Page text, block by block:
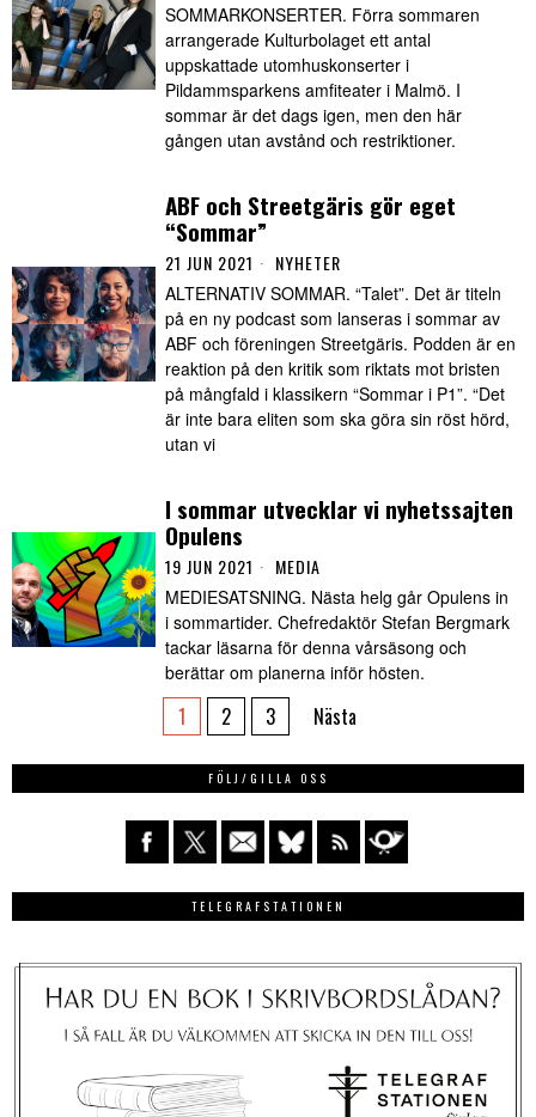
SOMMARKONSERTER. Förra sommaren
arrangerade Kulturbolaget ett antal
uppskattade utomhuskonserter i
Pildammsparkens amfiteater i Malmö. I
sommar är det dags igen, men den här
gången utan avstånd och restriktioner.
ABF och Streetgäris gör eget
“Sommar”
21 JUN 2021 NYHETER
ALTERNATIV SOMMAR. “Talet”. Det är titeln
på en ny podcast som lanseras i sommar av
ABF och föreningen Streetgäris. Podden är en
reaktion på den kritik som riktats mot bristen
på mångfald i klassikern “Sommar i P1”. “Det
är inte bara eliten som ska göra sin röst hörd,
utan vi
I sommar utvecklar vi nyhetssajten
Opulens
19 JUN 2021 MEDIA
MEDIESATSNING. Nästa helg går Opulens in
i sommartider. Chefredaktör Stefan Bergmark
tackar läsarna för denna vårsäsong och
berättar om planerna inför hösten.
1 2 3 Nästa
FÖLJ/GILLA OSS
TELEGRAFSTATIONEN